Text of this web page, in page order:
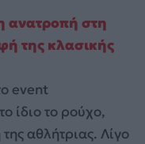
ανατροπή στη
της κλασικής
event
ίδιο το ρούχο,
αθλήτριας. Λίγο